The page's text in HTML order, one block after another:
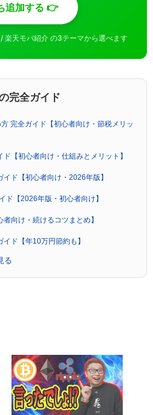
追加する 👉
楽天モバ紹介 の3テーマから選べます
完全ガイド
完全ガイド【初心者向け・節税メリッ
【初心者向け・仕組みとメリット】
ド【初心者向け・2026年版】
ド【2026年版・初心者向け】
向け・続けるコツまとめ】
ド【年10万円節約も】
る